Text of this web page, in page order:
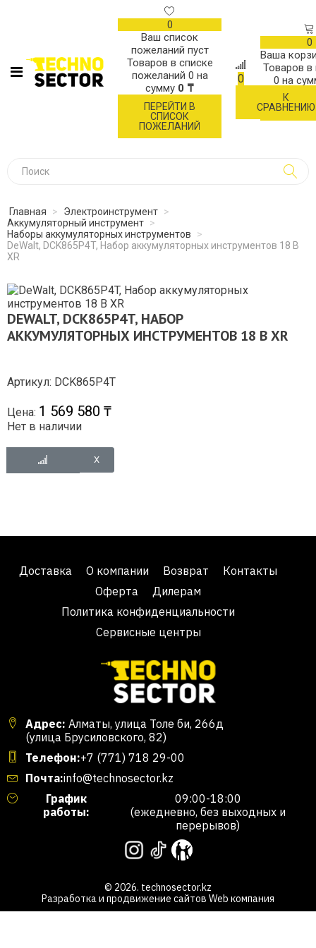
0
Ваш список
пожеланий пуст
Товаров в списке
пожеланий 0 на
сумму 0 ₸
ПЕРЕЙТИ В
СПИСОК
ПОЖЕЛАНИЙ
0
К
СРАВНЕНИЮ
0
Ваша
Товаров в
0 на
Главная > Электроинструмент >
Аккумуляторный инструмент >
Наборы аккумуляторных инструментов
>
DeWalt, DCK865P4T, Набор аккумуляторных инструментов 18 В
XR
DEWALT, DCK865P4T, НАБОР
АККУМУЛЯТОРНЫХ ИНСТРУМЕНТОВ 18 В XR
Артикул: DCK865P4T
Цена: 1 569 580 ₸
Нет в наличии
Доставка О компании Возврат
Контакты
Оферта
Дилерам
Политика конфиденциальности
Сервисные центры
Адрес: Алматы, улица Толе би, 266д
(улица Брусиловского, 82)
Телефон:+7 (771) 718 29-00
Почта:info@technosector.kz
График
работы:
09:00-18:00
(ежедневно, без выходных и
перерывов)
© 2026. technosector.kz
Разработка и продвижение сайтов Web компания